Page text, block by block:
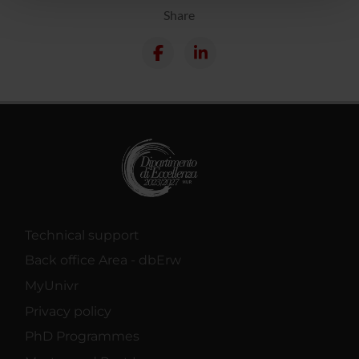
raccolto dal tuo utilizzo dei loro servizi.
Share
Technical support
Back office Area - dbErw
MyUnivr
Privacy policy
PhD Programmes